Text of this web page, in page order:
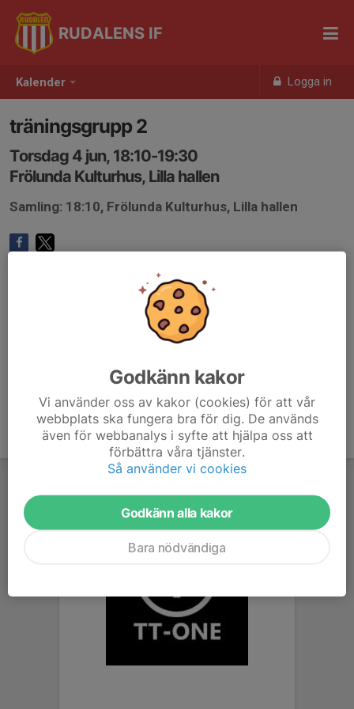
Kalender Logga in
RUDALENS IF
träningsgrupp 2
Torsdag 4 jun, 18:10-19:30
Frölunda Kulturhus, Lilla hallen
Samling: 18:10, Frölunda Kulturhus, Lilla hallen
Godkänn kakor
Vi använder oss av kakor (cookies) för att vår
webbplats ska fungera bra för dig. De används
även för webbanalys i syfte att hjälpa oss att
förbättra våra tjänster.
Så använder vi cookies
Godkänn alla kakor
Bara nödvändiga